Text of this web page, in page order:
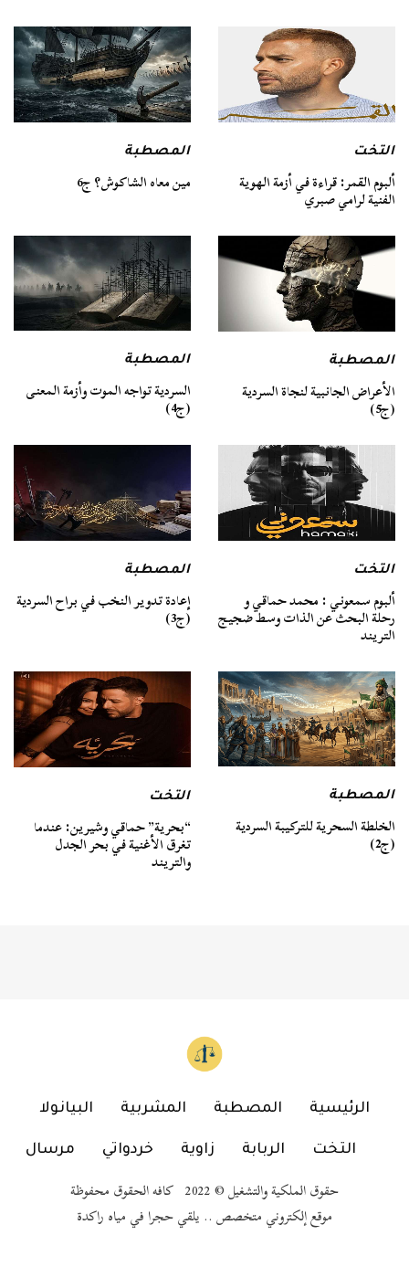
التخت
ألبوم القمر: قراءة في أزمة الهوية
الفنية لرامي صبري
المصطبة
مين معاه الشاكوش؟ ج6
المصطبة
الأعراض الجانبية لنجاة السردية
(ج5)
المصطبة
السردية تواجه الموت وأزمة المعنى
(ج4)
التخت
ألبوم سمعوني : محمد حماقي و
رحلة البحث عن الذات وسط ضجيج
التريند
المصطبة
إعادة تدوير النخب في براح السردية
(ج3)
المصطبة
الخلطة السحرية للتركيبة السردية
(ج2)
التخت
“بحرية” حماقي وشيرين: عندما
تغرق الأغنية في بحر الجدل
والتريند
الرئيسية المصطبة المشربية البيانولا
التخت الربابة زاوية خردواتي مرسال
حقوق الملكية والتشغيل © 2022 كافه الحقوق محفوظة
موقع إلكتروني متخصص .. يلقي حجرا في مياه راكدة